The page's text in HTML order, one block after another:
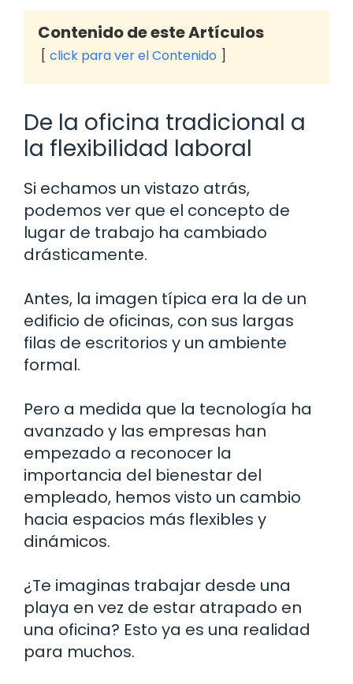
Contenido de este Artículos
click para ver el Contenido
De la oficina tradicional a
la flexibilidad laboral
Si echamos un vistazo atrás,
podemos ver que el concepto de
lugar de trabajo ha cambiado
drásticamente.
Antes, la imagen típica era la de un
edificio de oficinas, con sus largas
filas de escritorios y un ambiente
formal.
Pero a medida que la tecnología ha
avanzado y las empresas han
empezado a reconocer la
importancia del bienestar del
empleado, hemos visto un cambio
hacia espacios más flexibles y
dinámicos.
¿Te imaginas trabajar desde una
playa en vez de estar atrapado en
una oficina? Esto ya es una realidad
para muchos.